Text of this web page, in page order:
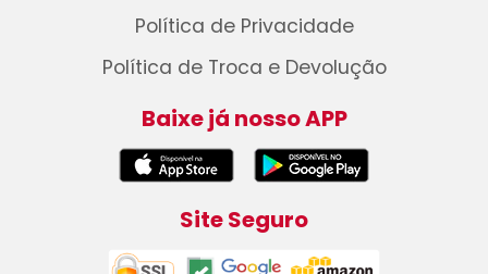
Política de Privacidade
Política de Troca e Devolução
Baixe já nosso APP
Site Seguro